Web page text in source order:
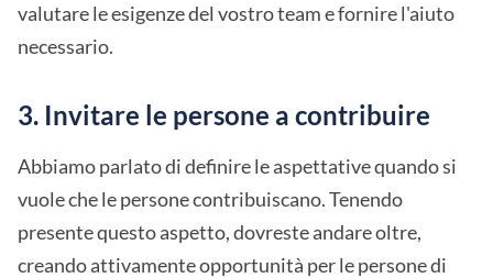
valutare le esigenze del vostro team e fornire l'aiuto
necessario.
3. Invitare le persone a contribuire
Abbiamo parlato di definire le aspettative quando si
vuole che le persone contribuiscano. Tenendo
presente questo aspetto, dovreste andare oltre,
creando attivamente opportunità per le persone di